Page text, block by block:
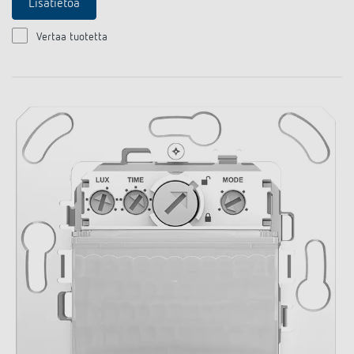
Lisätietoa
Vertaa tuotetta